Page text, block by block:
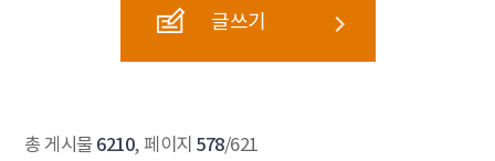
글쓰기
총 게시물 6210, 페이지 578/621